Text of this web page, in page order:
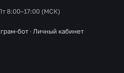
8:00–17:00 (МСК)
бот · Личный кабинет